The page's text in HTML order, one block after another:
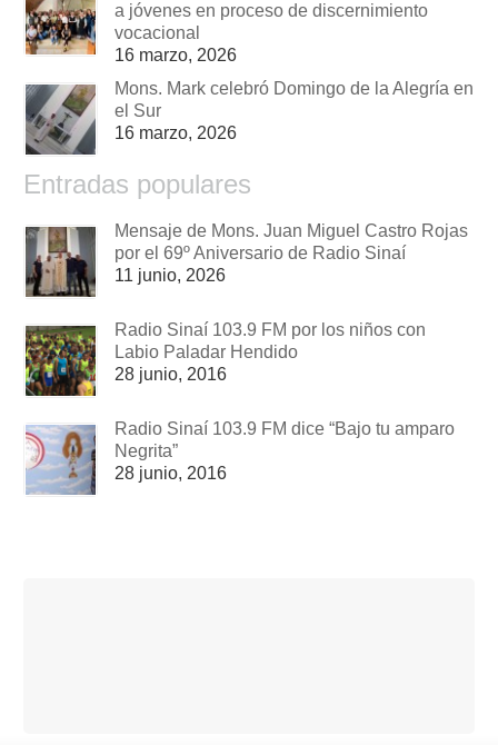
a jóvenes en proceso de discernimiento
vocacional
16 marzo, 2026
Mons. Mark celebró Domingo de la Alegría en
el Sur
16 marzo, 2026
Entradas populares
Mensaje de Mons. Juan Miguel Castro Rojas
por el 69º Aniversario de Radio Sinaí
11 junio, 2026
Radio Sinaí 103.9 FM por los niños con
Labio Paladar Hendido
28 junio, 2016
Radio Sinaí 103.9 FM dice “Bajo tu amparo
Negrita”
28 junio, 2016